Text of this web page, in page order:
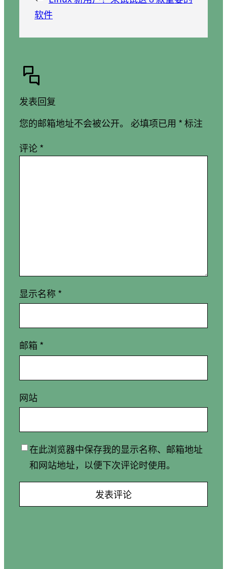
软件
发表回复
您的邮箱地址不会被公开。
必填项已用 *标注
评论*
显示名称 *
邮箱 *
网站
在此浏览器中保存我的显示名称、邮箱地址
和网站地址，以便下次评论时使用。